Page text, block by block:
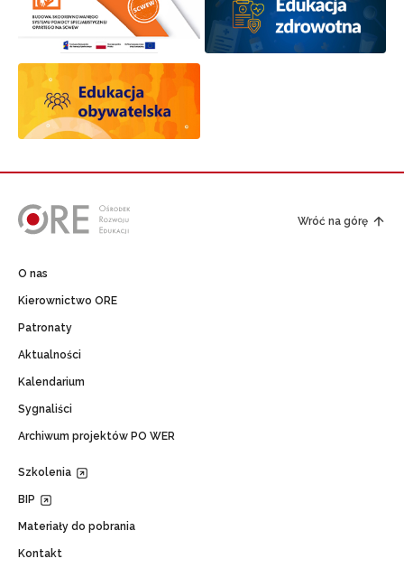
Wróć na górę
O nas
Kierownictwo ORE
Patronaty
Aktualności
Kalendarium
Sygnaliści
Archiwum projektów PO WER
Szkolenia
BIP
Materiały do pobrania
Kontakt